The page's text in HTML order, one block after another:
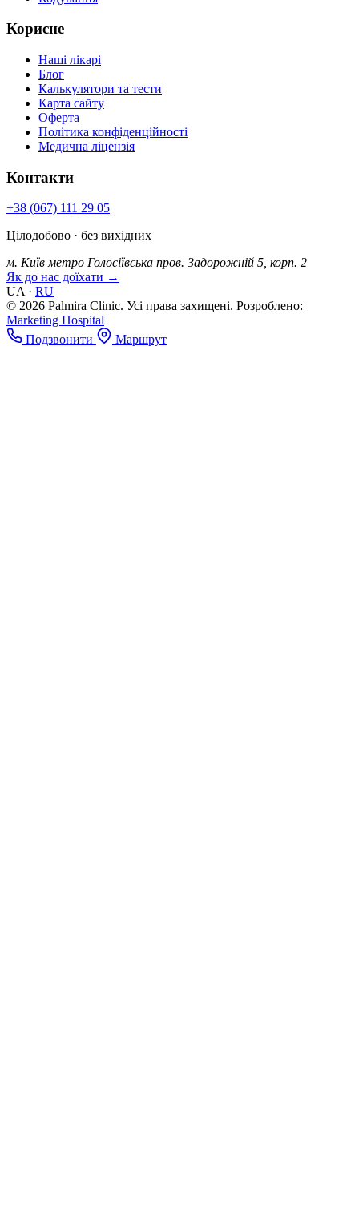
Корисне
Наші лікарі
Блог
Калькулятори та тести
Карта сайту
Оферта
Політика конфіденційності
Медична ліцензія
Контакти
+38 (067) 111 29 05
Цілодобово · без вихідних
м. Київ метро Голосіївська пров. Задорожній 5, корп. 2
Як до нас доїхати →
UA · RU
© 2026 Palmira Clinic. Усі права захищені. Розроблено:
Marketing Hospital
Подзвонити
Маршрут